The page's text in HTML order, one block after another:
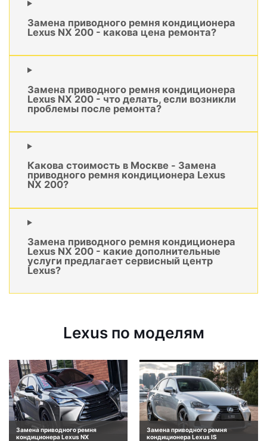
Замена приводного ремня кондиционера
Lexus NX 200 - какова цена ремонта?
Замена приводного ремня кондиционера
Lexus NX 200 - что делать, если возникли
проблемы после ремонта?
Какова стоимость в Москве - Замена
приводного ремня кондиционера Lexus
NX 200?
Замена приводного ремня кондиционера
Lexus NX 200 - какие дополнительные
услуги предлагает сервисный центр
Lexus?
Lexus по моделям
Замена приводного ремня
кондиционера Lexus NX
Замена приводного ремня
кондиционера Lexus IS